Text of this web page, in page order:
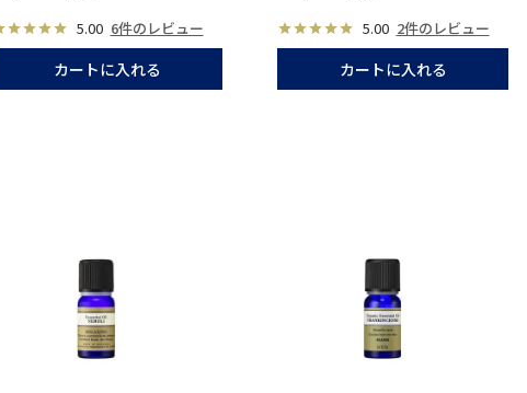
5.00 6件のレビュー
カートに入れる
5.00 2件のレビュー
カートに入れる